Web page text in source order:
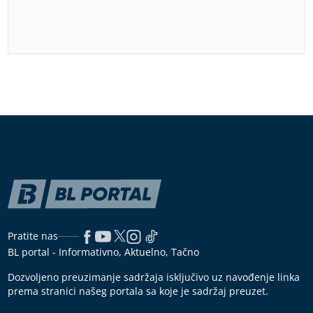
Pratite nas
BL portal - Informativno, Aktuelno, Tačno
Dozvoljeno preuzimanje sadržaja isključivo uz navođenje linka
prema stranici našeg portala sa koje je sadržaj preuzet.